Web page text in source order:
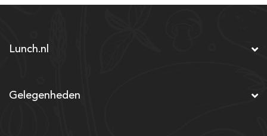
Lunch.nl
Gelegenheden